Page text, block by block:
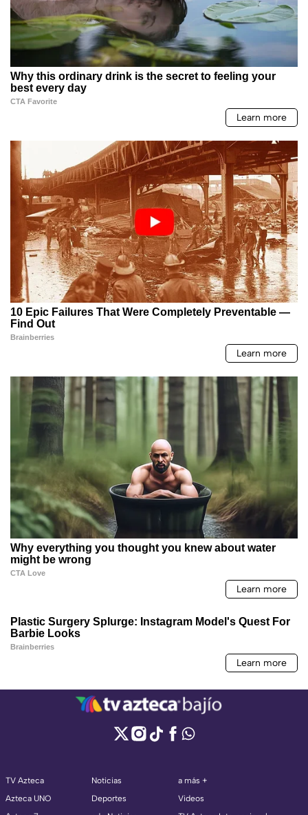
TV Azteca
Azteca UNO
Noticias
Deportes
a más +
Videos